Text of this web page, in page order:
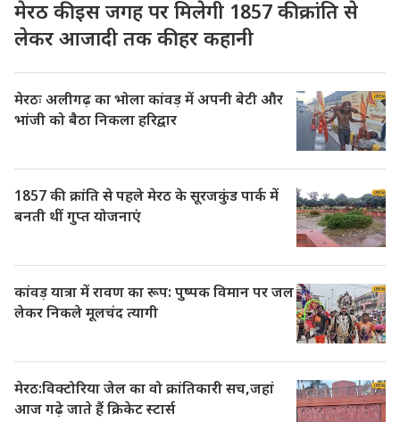
मेरठ की इस जगह पर मिलेगी 1857 की क्रांति से
लेकर आजादी तक की हर कहानी
मेरठः अलीगढ़ का भोला कांवड़ में अपनी बेटी और
भांजी को बैठा निकला हरिद्वार
1857 की क्रांति से पहले मेरठ के सूरजकुंड पार्क में
बनती थीं गुप्त योजनाएं
कांवड़ यात्रा में रावण का रूप: पुष्पक विमान पर जल
लेकर निकले मूलचंद त्यागी
मेरठ:विक्टोरिया जेल का वो क्रांतिकारी सच,जहां
आज गढ़े जाते हैं क्रिकेट स्टार्स